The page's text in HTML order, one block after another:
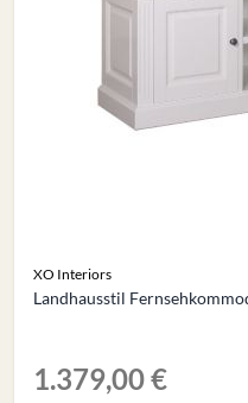
XO Interiors
Landhausstil
1.379,00 €